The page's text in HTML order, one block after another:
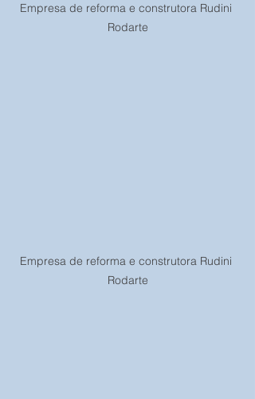
Empresa de reforma e construtora Rudini
Rodarte
Empresa de reforma e construtora Rudini
Rodarte